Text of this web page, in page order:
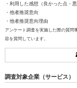
・利用した感想（良かった点・悪
・他者推奨意向
・他者推奨意向理由
アンケート調査を実施した際の質問
容を質問しています。
調査対象企業（サービス）